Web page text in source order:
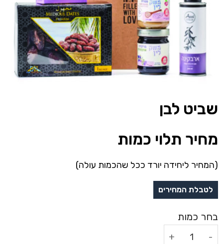
שביט לבן
מחיר תלוי כמות
(המחיר ליחידה יורד ככל שהכמות עולה)